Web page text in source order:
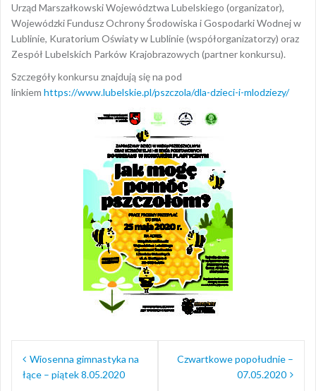
Urząd Marszałkowski Województwa Lubelskiego (organizator),
Wojewódzki Fundusz Ochrony Środowiska i Gospodarki Wodnej w
Lublinie, Kuratorium Oświaty w Lublinie (współorganizatorzy) oraz
Zespół Lubelskich Parków Krajobrazowych (partner konkursu).
Szczegóły konkursu znajdują się na pod
linkiem https://www.lubelskie.pl/pszczola/dla-dzieci-i-mlodziezy/
Nawigacja
wpisu
Wiosenna gimnastyka na
łące – piątek 8.05.2020
Czwartkowe popołudnie –
07.05.2020